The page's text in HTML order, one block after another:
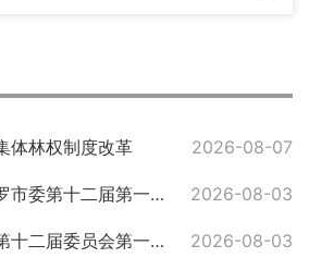
体林权制度改革 2026-08-07
林恒求主持召开汨罗市委第十二届第一次常委会会议 2026-08-03
中国共产党汨罗市第十二届委员会第一次全体（扩大）会议召开 林恒求当选市委书记 2026-08-03